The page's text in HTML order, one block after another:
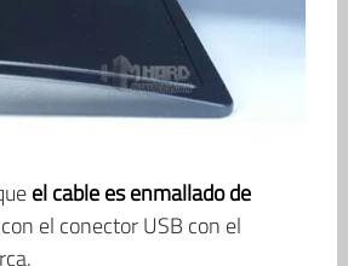
el cable es enmallado de
el conector USB con el